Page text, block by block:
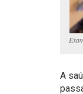
A